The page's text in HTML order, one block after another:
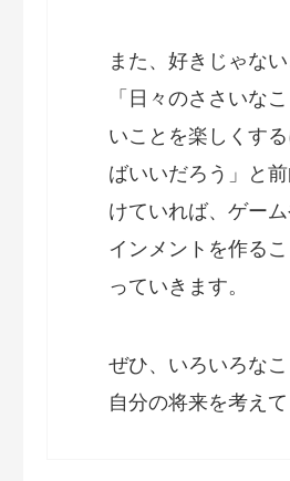
また、好きじゃない
「日々のささいな
いことを楽しくす
ばいいだろう」と
けていれば、ゲー
インメントを作る
っていきます。
ぜひ、いろいろな
自分の将来を考えて